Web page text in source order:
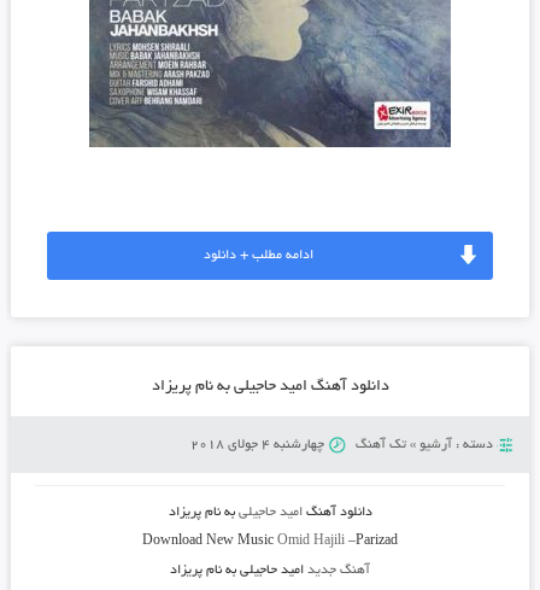
ادامه مطلب + دانلود
دانلود آهنگ امید حاجیلی به نام پریزاد
دسته : آرشیو » تک آهنگ چهارشنبه 4 جولای 2018
دانلود آهنگامید حاجیلی به نامپریزاد
Download New MusicOmid Hajili –Parizad
آهنگ جدیدامید حاجیلی به نام پریزاد